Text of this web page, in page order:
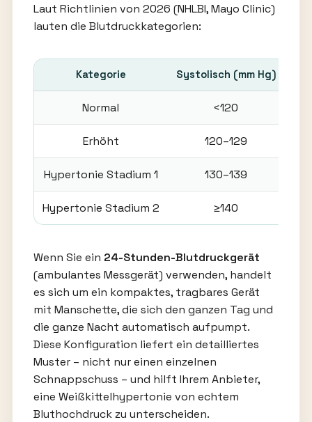
Laut Richtlinien von 2026 (NHLBI, Mayo Clinic)
lauten die Blutdruckkategorien:
Kategorie Systolisch (mm Hg)
Normal <120
Erhöht 120–129
Hypertonie Stadium 1 130–139
Hypertonie Stadium 2 ≥140
Wenn Sie ein 24-Stunden-Blutdruckgerät
(ambulantes Messgerät) verwenden, handelt
es sich um ein kompaktes, tragbares Gerät
mit Manschette, die sich den ganzen Tag und
die ganze Nacht automatisch aufpumpt.
Diese Konfiguration liefert ein detailliertes
Muster – nicht nur einen einzelnen
Schnappschuss – und hilft Ihrem Anbieter,
eine Weißkittelhypertonie von echtem
Bluthochdruck zu unterscheiden.